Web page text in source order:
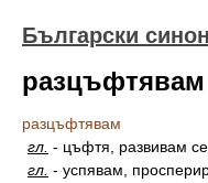
Български
разцъфтявам
разцъфтявам
гл. - цъфтя, развивам
гл. - успявам,